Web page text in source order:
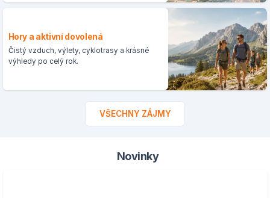
Hory a aktivní dovolená
Čistý vzduch, výlety, cyklotrasy a krásné
výhledy po celý rok.
VŠECHNY ZÁJMY
Novinky